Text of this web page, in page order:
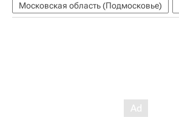
Московская область (Подмосковье)